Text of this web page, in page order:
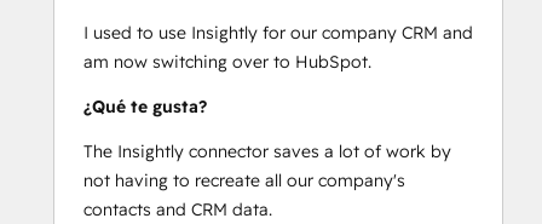
I used to use Insightly for our company CRM and
am now switching over to HubSpot.
¿Qué te gusta?
The Insightly connector saves a lot of work by
not having to recreate all our company's
contacts and CRM data.